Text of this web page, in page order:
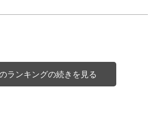
ランキングの続きを見る